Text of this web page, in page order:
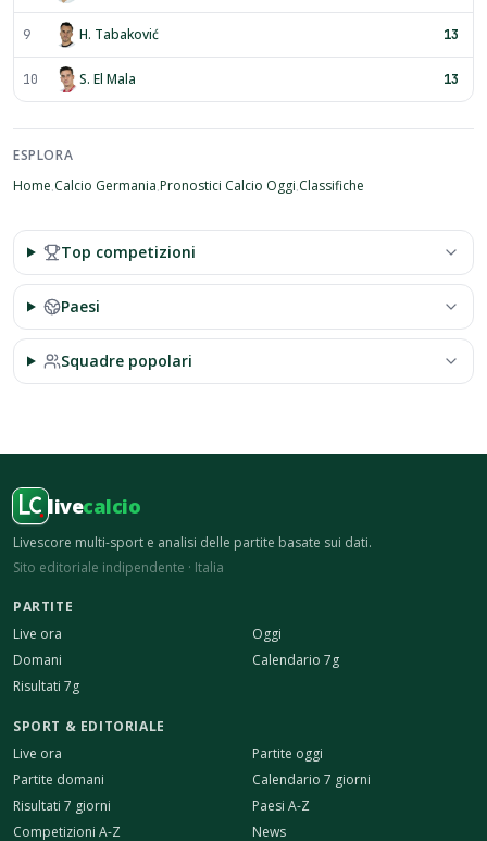
9 H. Tabaković 13
10 S. El Mala 13
ESPLORA
Home·Calcio Germania·Pronostici Calcio Oggi·Classifiche
Top competizioni
Paesi
Squadre popolari
livecalcio
Livescore multi-sport e analisi delle partite basate sui dati.
Sito editoriale indipendente · Italia
PARTITE
Live ora
Oggi
Domani
Calendario 7g
Risultati 7g
SPORT & EDITORIALE
Live ora
Partite oggi
Partite domani
Calendario 7 giorni
Risultati 7 giorni
Paesi A-Z
Competizioni A-Z
News